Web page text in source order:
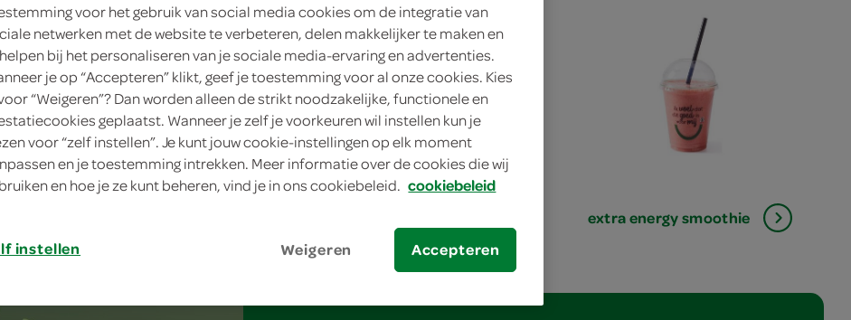
extra energy smoothie
voor het gebruik van social media cookies om de integratie van
netwerken met de website te verbeteren, delen makkelijker te maken en
bij het personaliseren van je sociale media-ervaring en advertenties.
je op “Accepteren” klikt, geef je toestemming voor al onze cookies. Kies
“Weigeren”? Dan worden alleen de strikt noodzakelijke, functionele en
geplaatst. Wanneer je zelf je voorkeuren wil instellen kun je
voor “zelf instellen”. Je kunt jouw cookie-instellingen op elk moment
en je toestemming intrekken. Meer informatie over de cookies die wij
en hoe je ze kunt beheren, vind je in ons cookiebeleid. cookiebeleid
instellen Weigeren Accepteren